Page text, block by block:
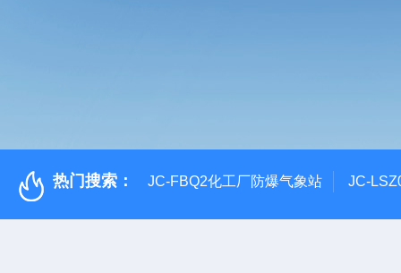
热门搜索： JC-FBQ2化工厂防爆气象站 JC-